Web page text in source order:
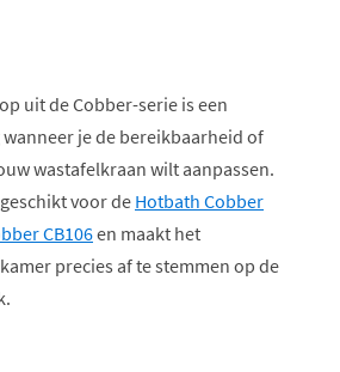
uit de Cobber-serie is een
je de bereikbaarheid of
wastafelkraan wilt aanpassen.
voor de Hotbath Cobber
CB106en maakt het
precies af te stemmen op de
(15, 18, 25 en 30 cm) zodat